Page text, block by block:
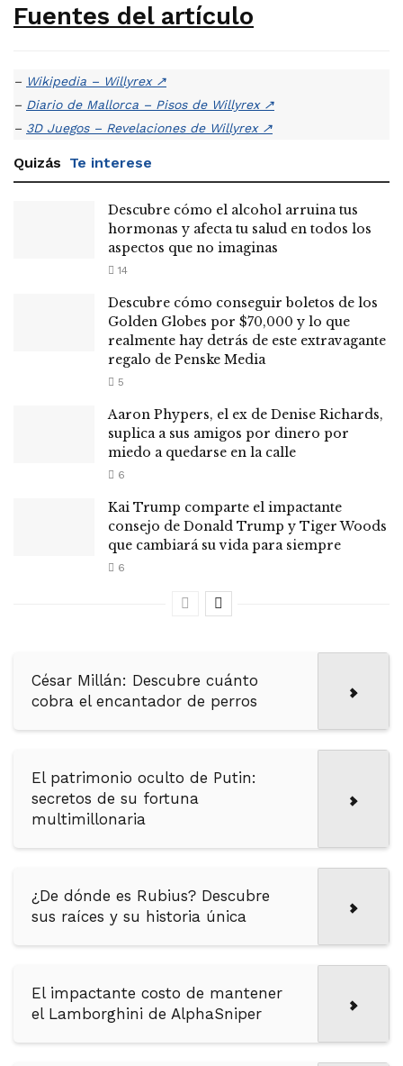
Fuentes del artículo
– Wikipedia – Willyrex ↗
– Diario de Mallorca – Pisos de Willyrex ↗
– 3D Juegos – Revelaciones de Willyrex ↗
Quizás Te interese
Descubre cómo el alcohol arruina tus
hormonas y afecta tu salud en todos los
aspectos que no imaginas
14
Descubre cómo conseguir boletos de los
Golden Globes por $70,000 y lo que
realmente hay detrás de este extravagante
regalo de Penske Media
5
Aaron Phypers, el ex de Denise Richards,
suplica a sus amigos por dinero por
miedo a quedarse en la calle
6
Kai Trump comparte el impactante
consejo de Donald Trump y Tiger Woods
que cambiará su vida para siempre
6
César Millán: Descubre cuánto
cobra el encantador de perros
El patrimonio oculto de Putin:
secretos de su fortuna
multimillonaria
¿De dónde es Rubius? Descubre
sus raíces y su historia única
El impactante costo de mantener
el Lamborghini de AlphaSniper